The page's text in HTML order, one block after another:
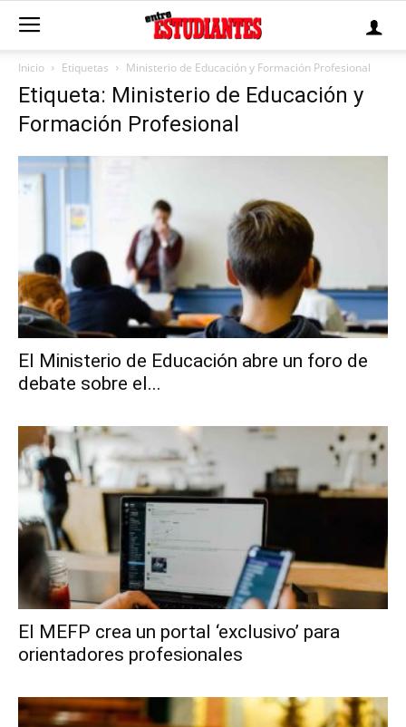
Inicio Etiquetas Ministerio de Educación y Formación Profesional
Etiqueta: Ministerio de Educación y
Formación Profesional
El Ministerio de Educación abre un foro de
debate sobre el...
El MEFP crea un portal ‘exclusivo’ para
orientadores profesionales